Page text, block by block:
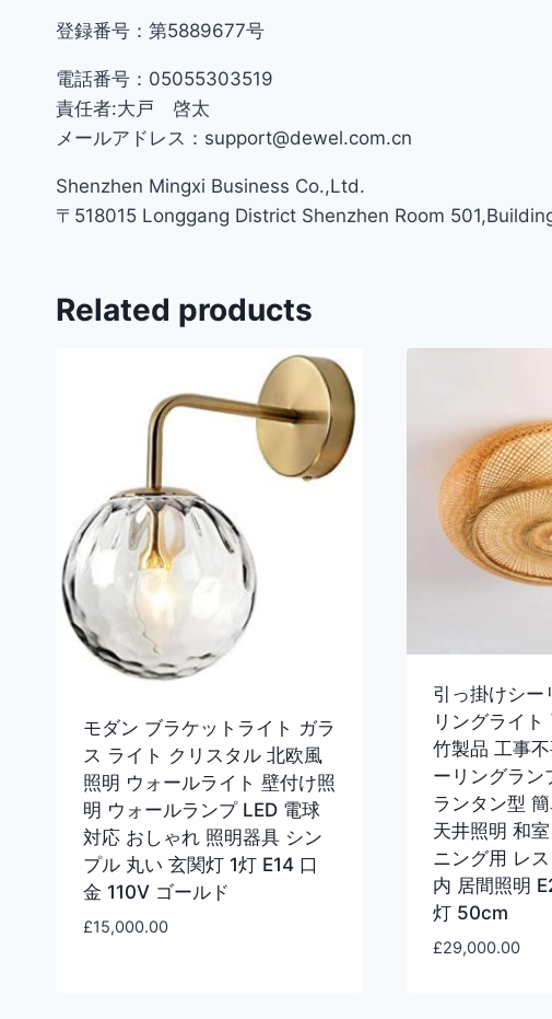
登録番号：第5889677号
電話番号：05055303519
責任者:大戸 啓太
メールアドレス：support@dewel.com.cn
Shenzhen Mingxi Business Co.,Ltd.
〒518015 Longgang District Shenzhen Room
Related products
モダン ブラケットライト ガラ
ス ライト クリスタル 北欧風
照明 ウォールライト 壁付け照
明 ウォールランプ LED 電球
対応 おしゃれ 照明器具 シン
プル 丸い 玄関灯 1灯 E14 口
金 110V ゴールド
£15,000.00
引っ掛けシー
リングライ
竹製品 工事
ーリングラン
ランタン型
天井照明 和
ニング用 レ
内 居間照明
灯 50cm
£29,000.00